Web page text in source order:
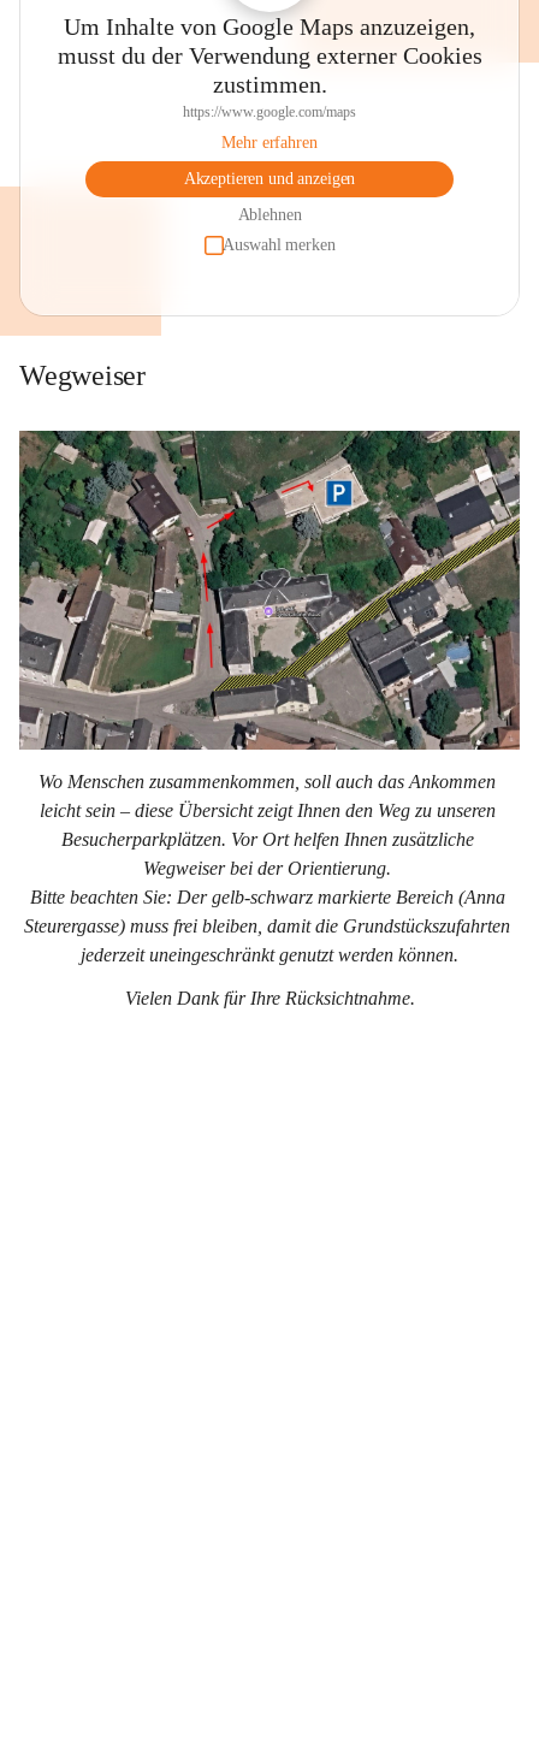
Um Inhalte von Google Maps anzuzeigen,
musst du der Verwendung externer Cookies
zustimmen.
https://www.google.com/maps
Mehr erfahren
Akzeptieren und anzeigen
Ablehnen
Auswahl merken
Wegweiser
Wo Menschen zusammenkommen, soll auch das Ankommen
leicht sein – diese Übersicht zeigt Ihnen den Weg zu unseren
Besucherparkplätzen. Vor Ort helfen Ihnen zusätzliche
Wegweiser bei der Orientierung.
Bitte beachten Sie: Der gelb-schwarz markierte Bereich (Anna
Steurergasse) muss frei bleiben, damit die Grundstückszufahrten
jederzeit uneingeschränkt genutzt werden können.
Vielen Dank für Ihre Rücksichtnahme.